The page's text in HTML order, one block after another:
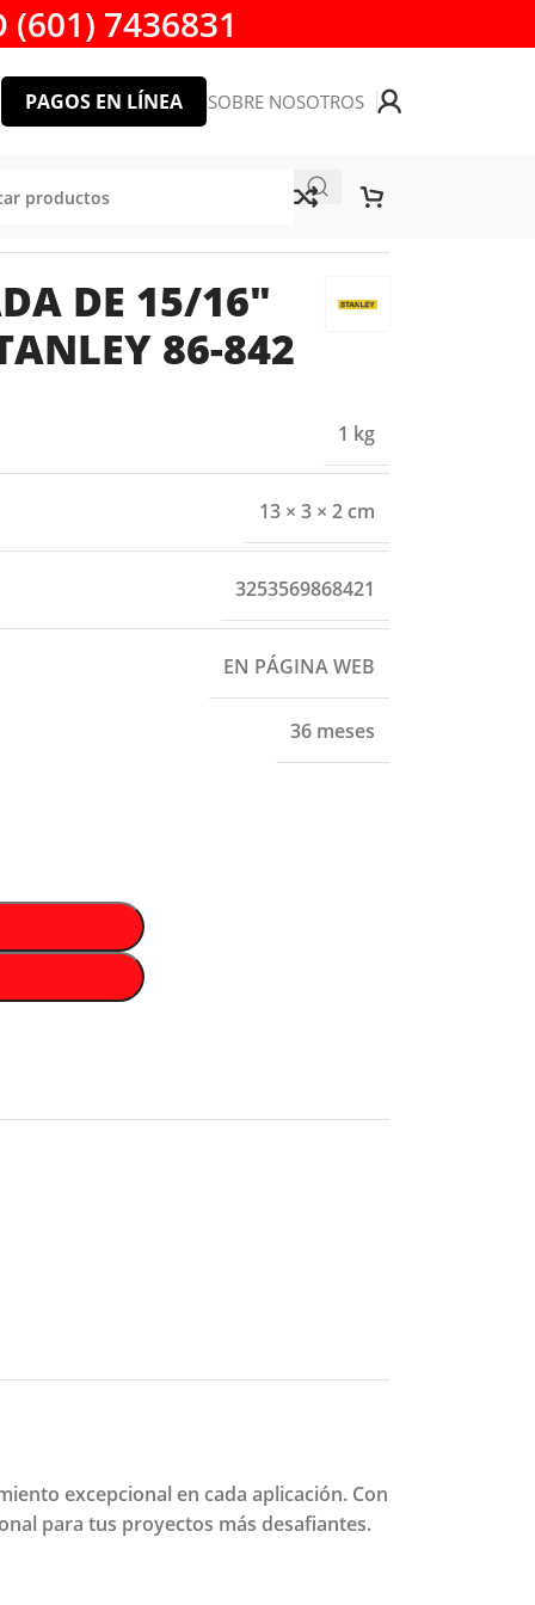
(601) 7436831
PAGOS EN LÍNEA SOBRE NOSOTROS
DE 15/16″
86-842
1 kg
13 × 3 × 2 cm
3253569868421
EN PÁGINA WEB
36 meses
excepcional en cada aplicación. Con
para tus proyectos más desafiantes.